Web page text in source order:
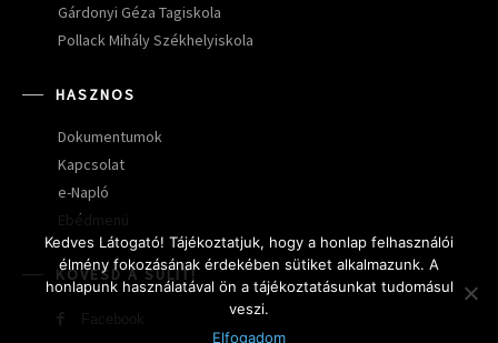
Gárdonyi Géza Tagiskola
Pollack Mihály Székhelyiskola
HASZNOS
Dokumentumok
Kapcsolat
e-Napló
Ebédmenü
KÖVESD A SULIT!
Kedves Látogató! Tájékoztatjuk, hogy a honlap felhasználói
élmény fokozásának érdekében sütiket alkalmazunk. A
honlapunk használatával ön a tájékoztatásunkat tudomásul
veszi.
Elfogadom